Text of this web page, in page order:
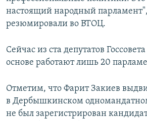
настоящий народный
резюмировали во ВТОЦ.
Сейчас из ста депутатов
основе работают лишь 20
Отметим, что Фарит Закиев
в Дербышкинском
не был зарегистрирован